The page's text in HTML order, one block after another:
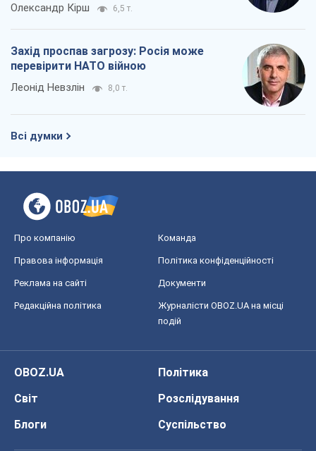
Олександр Кірш 6,5 т.
Захід проспав загрозу: Росія може
перевірити НАТО війною
Леонід Невзлін 8,0 т.
Всі думки
Про компанію Команда
Правова інформація Політика конфіденційності
Реклама на сайті Документи
Редакційна політика
Журналісти OBOZ.UA на місці
подій
OBOZ.UA
Політика
Світ
Розслідування
Блоги
Суспільство